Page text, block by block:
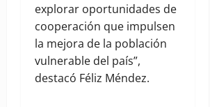
explorar oportunidades de
cooperación que impulsen
la mejora de la población
vulnerable del país”,
destacó Féliz Méndez.